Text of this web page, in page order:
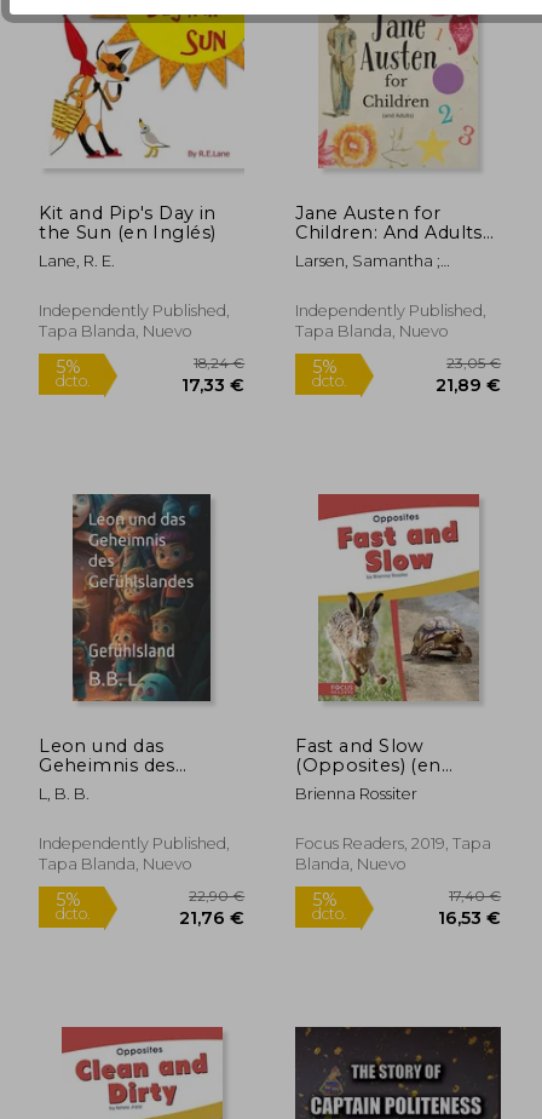
dcto. 19,82 € dcto.
Kit and Pip's Day in
the Sun (en Inglés)
Lane, R. E.
Independently Published,
Tapa Blanda, Nuevo
Jane Austen for
Children: And Adults
(en Inglés)
Larsen, Samantha ;
Independently Published,
Tapa Blanda, Nuevo
Leon und das
Geheimnis des
Gefühlslandes:
Gefühlsland (en
L, B. B.
Independently Published,
Tapa Blanda, Nuevo
Fast and Slow
(Opposites) (en
Inglés)
Brienna Rossiter
Focus Readers, 2019, Tapa
Blanda, Nuevo